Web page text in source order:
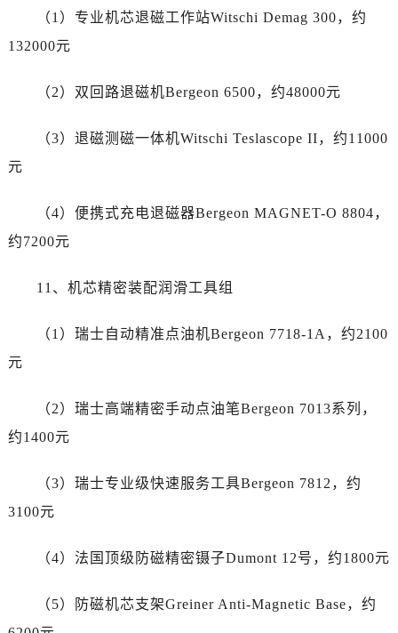
云南省昭通市昭阳区青年路劳力士售后服务中心（需提前预约）
浙江省温州市鹿城区锦绣路1067号置信广场10层1015室劳力士售后服务中心（需提前预约）
江苏省无锡市梁溪区人民中路139号恒隆广场写字楼1座11层1104室劳力士售后服务中心（需提前预约）
湖北省武汉市江汉区解放大道686号世界贸易大厦38层09室劳力士售后服务中心（需提前预约）
福建省泉州市丰泽区宝洲路729号浦西万达中心写字楼A座7楼709室劳力士售后服务中心（需提前预约）
吉林省长春市朝阳区西安大路727号中银大厦A座(旺进大厦)18层09室劳力士售后服务中心（需提前预约）
云南省昆明市盘龙区北京路928号同德昆明广场写字楼10层06室劳力士售后服务中心（需提前预约）
（1）专业机芯退磁工作站Witschi Demag 300，约
132000元
（2）双回路退磁机Bergeon 6500，约48000元
（3）退磁测磁一体机Witschi Teslascope II，约11000
元
（4）便携式充电退磁器Bergeon MAGNET-O 8804，
约7200元
11、机芯精密装配润滑工具组
（1）瑞士自动精准点油机Bergeon 7718-1A，约2100
元
（2）瑞士高端精密手动点油笔Bergeon 7013系列，
约1400元
（3）瑞士专业级快速服务工具Bergeon 7812，约
3100元
（4）法国顶级防磁精密镊子Dumont 12号，约1800元
（5）防磁机芯支架Greiner Anti-Magnetic Base，约